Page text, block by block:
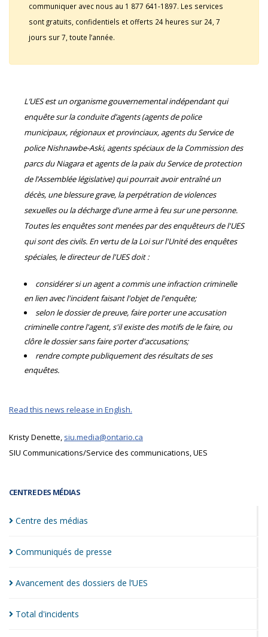
CENTRE DES MÉDIAS
Centre des médias
Communiqués de presse
Avancement des dossiers de l’UES
Total d'incidents
communiquer avec nous au 1 877 641-1897. Les services
sont gratuits, confidentiels et offerts 24 heures sur 24, 7
jours sur 7, toute l’année.
L’UES est un organisme gouvernemental indépendant qui
enquête sur la conduite d’agents (agents de police
municipaux, régionaux et provinciaux, agents du Service de
police Nishnawbe-Aski, agents spéciaux de la Commission des
parcs du Niagara et agents de la paix du Service de protection
de l’Assemblée législative) qui pourrait avoir entraîné un
décès, une blessure grave, la perpétration de violences
sexuelles ou la décharge d’une arme à feu sur une personne.
Toutes les enquêtes sont menées par des enquêteurs de l'UES
qui sont des civils. En vertu de la Loi sur l'Unité des enquêtes
spéciales, le directeur de l'UES doit :
considérer si un agent a commis une infraction criminelle
en lien avec l'incident faisant l'objet de l'enquête;
selon le dossier de preuve, faire porter une accusation
criminelle contre l'agent, s'il existe des motifs de le faire, ou
clôre le dossier sans faire porter d'accusations;
rendre compte publiquement des résultats de ses
enquêtes.
Read this news release in English.
Kristy Denette, siu.media@ontario.ca
SIU Communications/Service des communications, UES